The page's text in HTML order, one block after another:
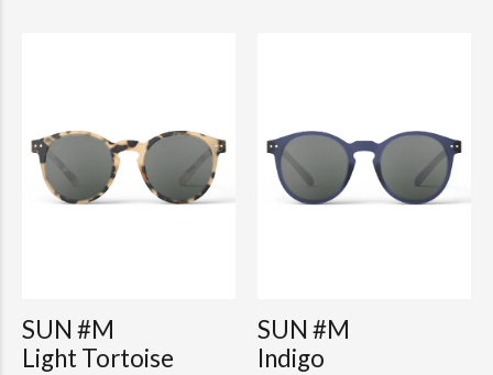
SUN #M
Light Tortoise
SUN #M
Indigo